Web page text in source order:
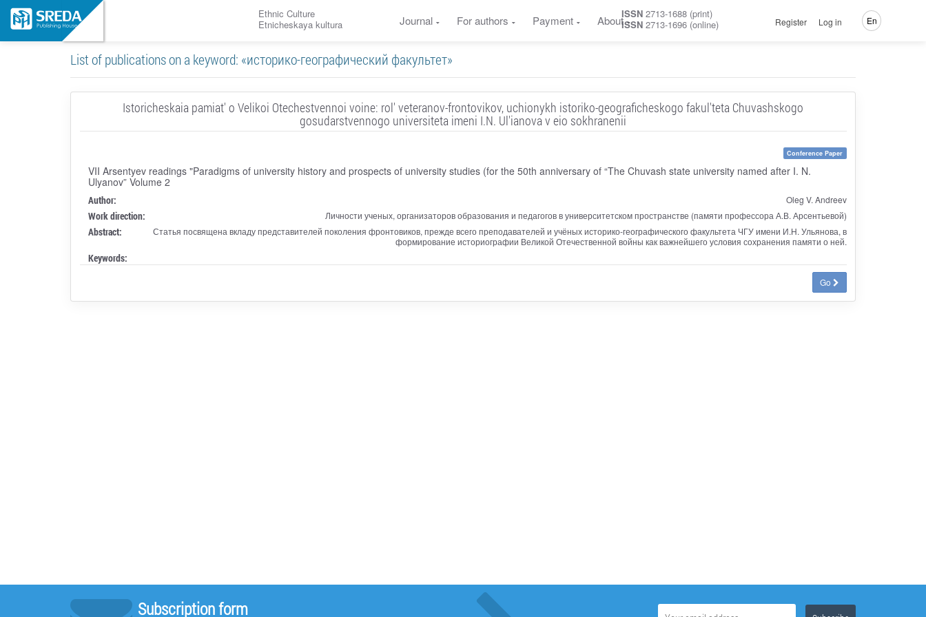
Ethnic Culture
Etnicheskaya kultura
Journal For authors Payment AboutISSN 2713-1688 (print)
ISSN 2713-1696 (online) Register Log in En
List of publications on a keyword: «историко-географический факультет»
Istoricheskaia pamiat' o Velikoi Otechestvennoi voine: rol' veteranov-frontovikov, uchionykh istoriko-geograficheskogo fakul'teta Chuvashskogo
gosudarstvennogo universiteta imeni I.N. Ul'ianova v eio sokhranenii
Conference Paper
VII Arsentyev readings "Paradigms of university history and prospects of university studies (for the 50th anniversary of “The Chuvash state university named after I. N.
Ulyanov” Volume 2
Author: Oleg V. Andreev
Work direction: Личности ученых, организаторов образования и педагогов в университетском пространстве (памяти профессора А.В. Арсентьевой)
Abstract:
Статья посвящена вкладу представителей поколения фронтовиков, прежде всего преподавателей и учёных историко-географического факультета ЧГУ имени И.Н. Ульянова, в
формирование историографии Великой Отечественной войны как важнейшего условия сохранения памяти о ней.
Keywords:
Go
Subscription form